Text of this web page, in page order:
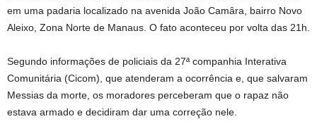
em uma padaria localizado na avenida João Camâra, bairro Novo
Aleixo, Zona Norte de Manaus. O fato aconteceu por volta das 21h.
Segundo informações de policiais da 27ª companhia Interativa
Comunitária (Cicom), que atenderam a ocorrência e, que salvaram
Messias da morte, os moradores perceberam que o rapaz não
estava armado e decidiram dar uma correção nele.